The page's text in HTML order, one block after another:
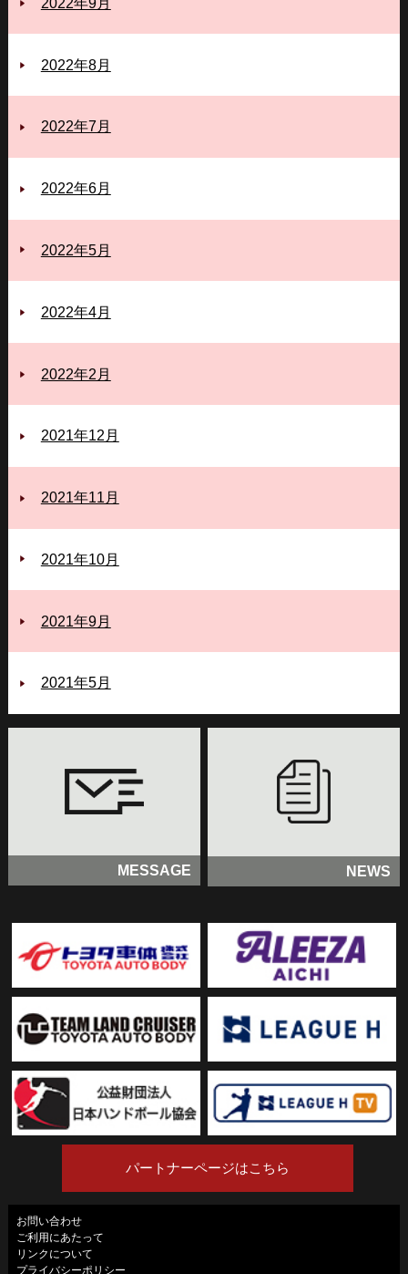
2022年8月
2022年7月
2022年6月
2022年5月
2022年4月
2022年2月
2021年12月
2021年11月
2021年10月
2021年9月
2021年5月
MESSAGE NEWS
パートナーページはこちら
お問い合わせ
ご利用にあたって
リンクについて
プライバシーポリシー